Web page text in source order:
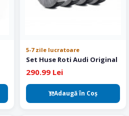
5-7 zile lucratoare
Set Huse Roti Audi Original
290.99 Lei
Adaugă în Coş